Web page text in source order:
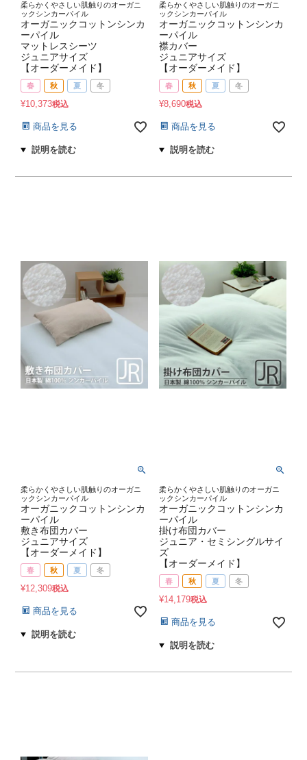
柔らかくやさしい肌触りのオーガニ
ックシンカーパイル
オーガニックコットンシンカ
ーパイル
マットレスシーツ
ジュニアサイズ
【オーダーメイド】
春 秋 夏 冬
¥10,373税込
商品を見る
柔らかくやさしい肌触りのオーガニ
ックシンカーパイル
オーガニックコットンシンカ
ーパイル
襟カバー
ジュニアサイズ
【オーダーメイド】
春 秋 夏 冬
¥8,690税込
商品を見る
柔らかくやさしい肌触りのオーガニ
ックシンカーパイル
オーガニックコットンシンカ
ーパイル
敷き布団カバー
ジュニアサイズ
【オーダーメイド】
春 秋 夏 冬
¥12,309税込
商品を見る
柔らかくやさしい肌触りのオーガニ
ックシンカーパイル
オーガニックコットンシンカ
ーパイル
掛け布団カバー
ジュニア・セミシングルサイ
ズ
【オーダーメイド】
春 秋 夏 冬
¥14,179税込
商品を見る